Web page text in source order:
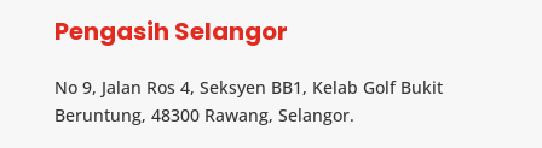
Pengasih Selangor
No 9, Jalan Ros 4, Seksyen BB1, Kelab Golf Bukit
Beruntung, 48300 Rawang, Selangor.